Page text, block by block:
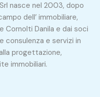
nasce nel 2003, dopo
dell’ immobiliare,
Cornolti Danila e dai soci
consulenza e servizi in
progettazione,
immobiliari.